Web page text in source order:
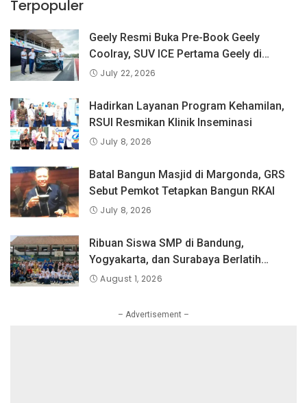
Terpopuler
Geely Resmi Buka Pre-Book Geely
Coolray, SUV ICE Pertama Geely di
Indonesia yang Dipercaya Lebih dari 1,3
July 22, 2026
Hadirkan Layanan Program Kehamilan,
RSUI Resmikan Klinik Inseminasi
July 8, 2026
Batal Bangun Masjid di Margonda, GRS
Sebut Pemkot Tetapkan Bangun RKAI
July 8, 2026
Ribuan Siswa SMP di Bandung,
Yogyakarta, dan Surabaya Berlatih
Langsung Bersama Atlet Voli Nasional di
Nation 2026.
August 1, 2026
– Advertisement –